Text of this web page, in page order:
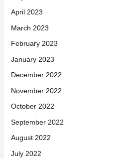
April 2023
March 2023
February 2023
January 2023
December 2022
November 2022
October 2022
September 2022
August 2022
July 2022